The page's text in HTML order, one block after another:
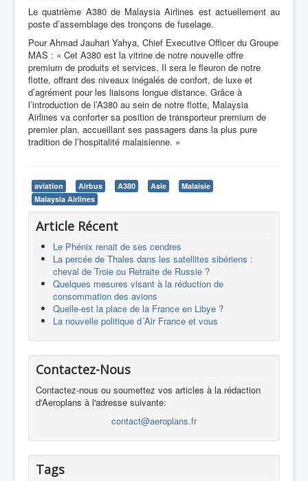
Le quatrième A380 de Malaysia Airlines est actuellement au
poste d’assemblage des tronçons de fuselage.
Pour Ahmad Jauhari Yahya, Chief Executive Officer du Groupe
MAS : « Cet A380 est la vitrine de notre nouvelle offre
premium de produits et services. Il sera le fleuron de notre
flotte, offrant des niveaux inégalés de confort, de luxe et
d’agrément pour les liaisons longue distance. Grâce à
l’introduction de l’A380 au sein de notre flotte, Malaysia
Airlines va conforter sa position de transporteur premium de
premier plan, accueillant ses passagers dans la plus pure
tradition de l’hospitalité malaisienne. »
aviation Airbus A380 Asie
Malaisie
Malaysia Airlines
Article Récent
Le Phénix renait de ses cendres
La percée de Thales dans les satellites sibériens :
cheval de Troie ou Retraite de Russie ?
Quelques mesures visant à la réduction de
consommation des avions
Quelle-est la place de la France en Libye ?
La nouvelle politique d´Air France et vous
Contactez-Nous
Contactez-nous ou soumettez vos articles à la rédaction
d'Aeroplans à l'adresse suivante:
contact@aeroplans.fr
Tags